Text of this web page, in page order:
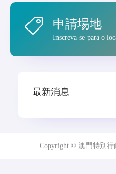
申請場地
Inscreva-se para o
最新消息
Copyright © 澳門特別行